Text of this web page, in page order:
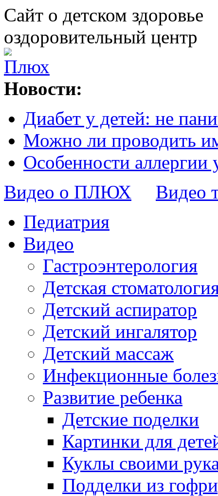
Сайт о детском здоровье
оздоровительный центр
Новости:
Диабет у детей: не
Можно ли проводить
Особенности аллергии
Видео о ПЛЮХ
Видео
Педиатрия
Видео
Гастроэнтерология
Детская
Детский аспиратор
Детский ингалятор
Детский массаж
Инфекционные
Развитие ребенка
Детские поделки
Картинки для
Куклы своими
Подделки из